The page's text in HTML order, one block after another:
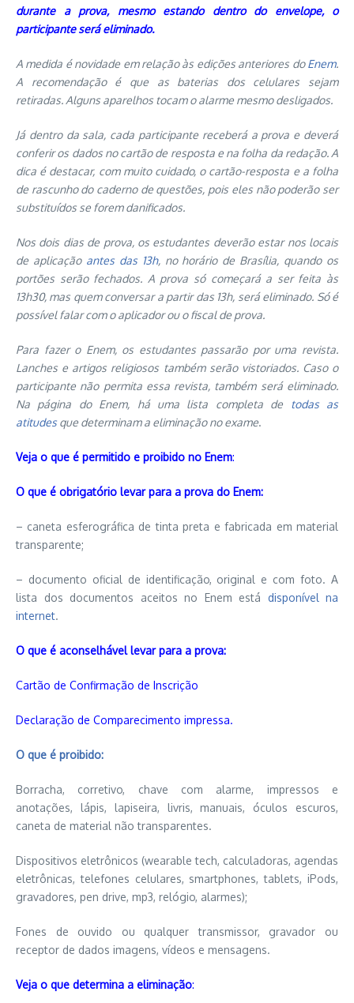
durante a prova, mesmo estando dentro do envelope, o
participante será eliminado.
A medida é novidade em relação às edições anteriores doEnem.
A recomendação é que as baterias dos celulares sejam
retiradas. Alguns aparelhos tocam o alarme mesmo desligados.
Já dentro da sala, cada participante receberá a prova e deverá
conferir os dados no cartão de resposta e na folha da redação. A
dica é destacar, com muito cuidado, o cartão-resposta e a folha
de rascunho do caderno de questões, pois eles não poderão ser
substituídos se forem danificados.
Nos dois dias de prova, os estudantes deverão estar nos locais
de aplicação antes das 13h, no horário de Brasília, quando os
portões serão fechados. A prova só começará a ser feita às
13h30, mas quem conversar a partir das 13h, será eliminado. Só é
possível falar com o aplicador ou o fiscal de prova.
Para fazer o Enem, os estudantes passarão por uma revista.
Lanches e artigos religiosos também serão vistoriados. Caso o
participante não permita essa revista, também será eliminado.
Na página do Enem, há uma lista completa de todas as
atitudes que determinam a eliminação no exame.
Veja o que é permitido e proibido no Enem:
O que é obrigatório levar para a prova do Enem:
– caneta esferográfica de tinta preta e fabricada em material
transparente;
– documento oficial de identificação, original e com foto. A
lista dos documentos aceitos no Enem está disponível na
internet.
O que é aconselhável levar para a prova:
Cartão de Confirmação de Inscrição
Declaração de Comparecimento impressa.
O que é proibido:
Borracha, corretivo, chave com alarme, impressos e
anotações, lápis, lapiseira, livris, manuais, óculos escuros,
caneta de material não transparentes.
Dispositivos eletrônicos (wearable tech, calculadoras, agendas
eletrônicas, telefones celulares, smartphones, tablets, iPods,
gravadores, pen drive, mp3, relógio, alarmes);
Fones de ouvido ou qualquer transmissor, gravador ou
receptor de dados imagens, vídeos e mensagens.
Veja o que determina a eliminação: